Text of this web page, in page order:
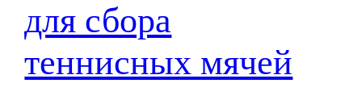
для сбора
теннисных мячей